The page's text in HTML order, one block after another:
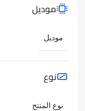
موديل
موديل
نوع
نوع المنتج